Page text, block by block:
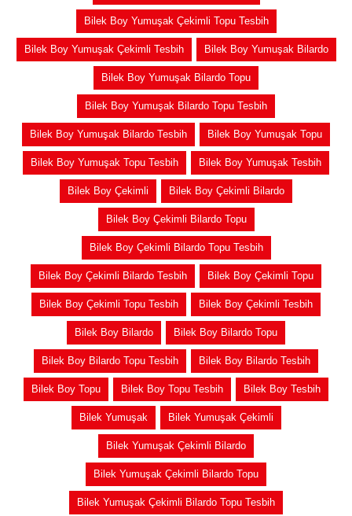
Bilek Boy Yumuşak Çekimli Topu Tesbih
Bilek Boy Yumuşak Çekimli Tesbih Bilek Boy Yumuşak Bilardo
Bilek Boy Yumuşak Bilardo Topu
Bilek Boy Yumuşak Bilardo Topu Tesbih
Bilek Boy Yumuşak Bilardo Tesbih Bilek Boy Yumuşak Topu
Bilek Boy Yumuşak Topu Tesbih Bilek Boy Yumuşak Tesbih
Bilek Boy Çekimli Bilek Boy Çekimli Bilardo
Bilek Boy Çekimli Bilardo Topu
Bilek Boy Çekimli Bilardo Topu Tesbih
Bilek Boy Çekimli Bilardo Tesbih Bilek Boy Çekimli Topu
Bilek Boy Çekimli Topu Tesbih Bilek Boy Çekimli Tesbih
Bilek Boy Bilardo Bilek Boy Bilardo Topu
Bilek Boy Bilardo Topu Tesbih Bilek Boy Bilardo Tesbih
Bilek Boy Topu Bilek Boy Topu Tesbih Bilek Boy Tesbih
Bilek Yumuşak Bilek Yumuşak Çekimli
Bilek Yumuşak Çekimli Bilardo
Bilek Yumuşak Çekimli Bilardo Topu
Bilek Yumuşak Çekimli Bilardo Topu Tesbih